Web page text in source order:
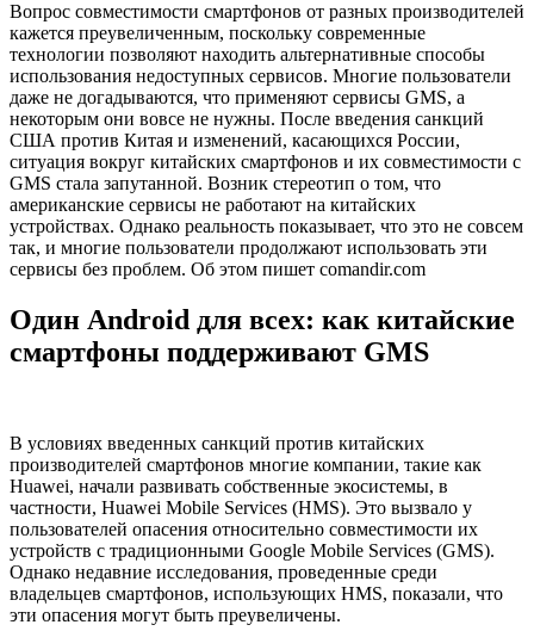
Вопрос совместимости смартфонов от разных производителей
кажется преувеличенным, поскольку современные
технологии позволяют находить альтернативные способы
использования недоступных сервисов. Многие пользователи
даже не догадываются, что применяют сервисы GMS, а
некоторым они вовсе не нужны. После введения санкций
США против Китая и изменений, касающихся России,
ситуация вокруг китайских смартфонов и их совместимости с
GMS стала запутанной. Возник стереотип о том, что
американские сервисы не работают на китайских
устройствах. Однако реальность показывает, что это не совсем
так, и многие пользователи продолжают использовать эти
сервисы без проблем. Об этом пишет comandir.com
Один Android для всех: как китайские
смартфоны поддерживают GMS
В условиях введенных санкций против китайских
производителей смартфонов многие компании, такие как
Huawei, начали развивать собственные экосистемы, в
частности, Huawei Mobile Services (HMS). Это вызвало у
пользователей опасения относительно совместимости их
устройств с традиционными Google Mobile Services (GMS).
Однако недавние исследования, проведенные среди
владельцев смартфонов, использующих HMS, показали, что
эти опасения могут быть преувеличены.